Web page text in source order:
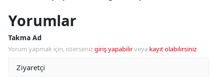
Yorumlar
Takma Ad
Yorum yapmak için, istersenizgiriş yapabilirveya kayıt olabilirsiniz.